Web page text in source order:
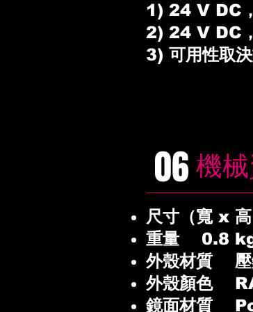
1) 24 V DC
2) 24 V DC
3) 可用性取
06機
尺寸（寬 x
重量 0.8 kg
外殼材質 壓
外殼顏色
鏡面材質